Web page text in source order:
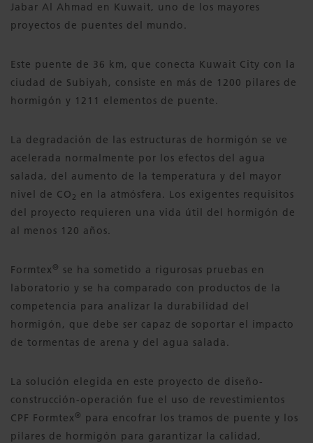
Jabar Al Ahmad en Kuwait, uno de los mayores
proyectos de puentes del mundo.
Este puente de 36 km, que conecta Kuwait City con la
ciudad de Subiyah, consiste en más de 1200 pilares de
hormigón y 1211 elementos de puente.
La degradación de las estructuras de hormigón se ve
acelerada normalmente por los efectos del agua
salada, del aumento de la temperatura y del mayor
nivel de CO 2 en la atmósfera. Los exigentes requisitos
del proyecto requieren una vida útil del hormigón de
al menos 120 años.
Formtex ® se ha sometido a rigurosas pruebas en
laboratorio y se ha comparado con productos de la
competencia para analizar la durabilidad del
hormigón, que debe ser capaz de soportar el impacto
de tormentas de arena y del agua salada.
La solución elegida en este proyecto de diseño-
construcción-operación fue el uso de revestimientos
CPF Formtex ® para encofrar los tramos de puente y los
pilares de hormigón para garantizar la calidad,